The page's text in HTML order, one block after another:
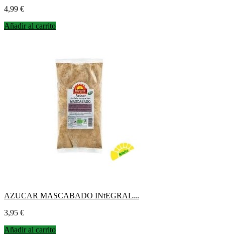
Precio
4,99 €
Añadir al carrito
AZUCAR MASCABADO INtEGRAL...
Precio
3,95 €
Añadir al carrito